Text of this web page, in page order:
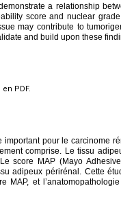
a relationship
score and nuclear
may contribute to
and build upon these
PDF.
important pour le carcinome
comprise. Le tissu
score MAP (Mayo
adipeux périrénal. Cette
MAP, et